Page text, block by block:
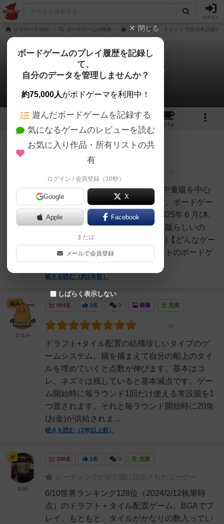
ログイン
ボドゲーマTOP ボードゲームの検索 アイル・オブ・キャッツ 完全日本語版の
アイル・オブ・キャッツ
15件のレビュー
13 1 15
カフェ
562名 充実
星７ボドゲ400種を所有し、軽〜中量級を中心
にプレイするゲーマーの感想です。ボードゲー
ム会にて、４人で遊びました。2025年６月(木
コマがすごく良い。こちらキック版らしいの
で、ノーマル版は違うかもです。)【どんなゲー
ム？】タイル配置とカードドラフトのボードゲ
ームです。共通の...
続きを読む（約1年前）
984名 3名 0 画像 充実
ドラフト+タイル配置の結構珍しいタイプのゲ
ームシステム。猫を捕まえて自分の船上のタイ
ルを埋めていくと点数が伸びます、基本はコ
レ。ネズミは残していると基本減点です。ゲー
ム開始時に毎ラウンド1回だけ使える常設籠を1
つ渡されます。それと毎ラウンド開始時に20魚
(お金)が供給されま...
続きを読む（2年以上前）
仙人
なるみ
336名 3名 0 充実
レーティングが非公開に設定されたユーザー
6/10世界ランキング128位（2024/2/12執筆時
点）のドラフト＋タイル配置ゲーム。BGAでプ
レイ。もともと、タイルがかなりの数入ってい
神
白州
閉じる
ボードゲームのプレイ履歴を記録し
て、
自分のデータを管理しませんか？
約75,000人がボドゲーマを利用中！
遊んだボードゲームを記録する
気になるゲームのレビューを読む
お気に入り作品・所有リストの共
有
ログイン / 会員登録（10秒）
Google X
Apple Facebook
または
メールで会員登録
しばらく表示しない